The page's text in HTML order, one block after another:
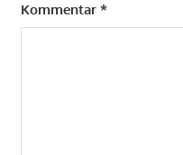
Kommentar *